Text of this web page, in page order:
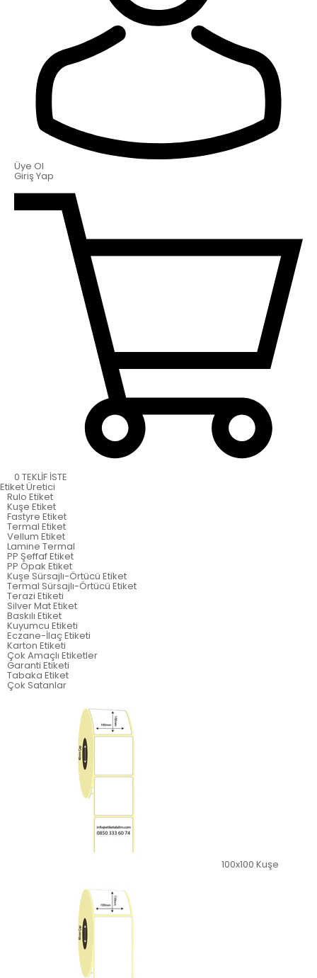
Üye Ol
Giriş Yap
0 TEKLİF İSTE
EtiketÜretici
Rulo Etiket
Kuşe Etiket
Fastyre Etiket
Termal Etiket
Vellum Etiket
Lamine Termal
PP Şeffaf Etiket
PP Opak Etiket
Kuşe Sürsajlı-Örtücü Etiket
Termal Sürsajlı-Örtücü Etiket
Terazi Etiketi
Silver Mat Etiket
Baskılı Etiket
Kuyumcu Etiketi
Eczane-İlaç Etiketi
Karton Etiketi
Çok Amaçlı Etiketler
Garanti Etiketi
Tabaka Etiket
Çok Satanlar
100x100 Kuşe